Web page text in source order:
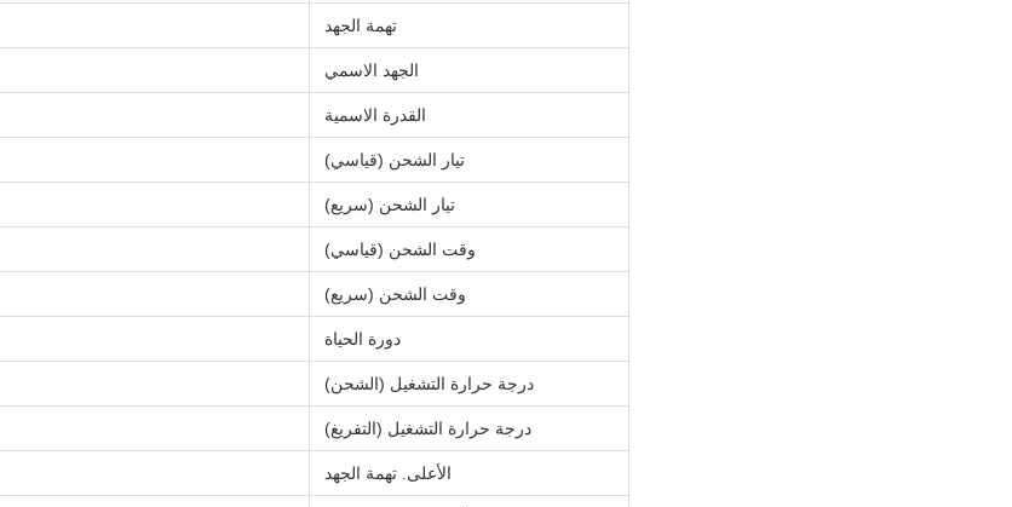
تهمة الجهد
الجهد الاسمي
القدرة الاسمية
تيار الشحن (قياسي)
تيار الشحن (سريع)
وقت الشحن (قياسي)
وقت الشحن (سريع)
دورة الحياة
درجة حرارة التشغيل (الشحن)
درجة حرارة التشغيل (التفريغ)
الأعلى. تهمة الجهد